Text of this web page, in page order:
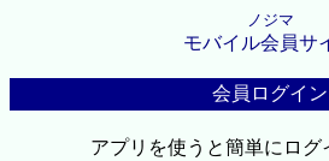
ノジマ
モバイル会員サ
会員ログイン
アプリを使うと簡単にログ